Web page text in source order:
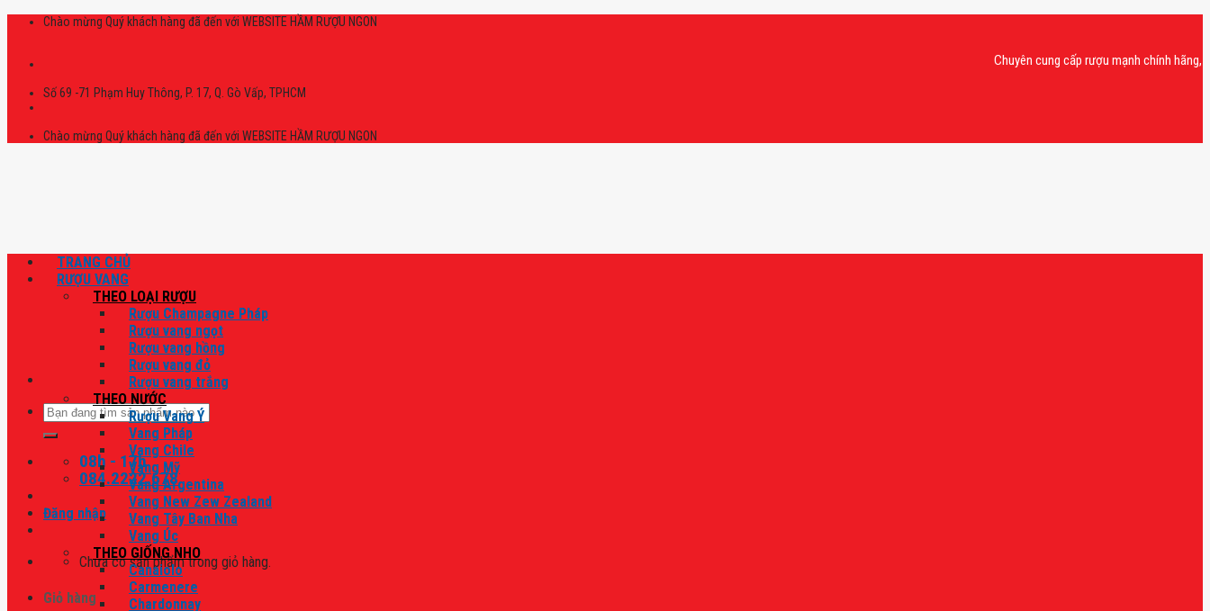
Skip
Chào mừng Quý khách hàng đã đến với WEBSITE HẦM RƯỢU NGON
Chuyên cung cấp rượu mạnh chính hãng, rượu
Số 69 -71 Phạm Huy Thông, P. 17, Q. Gò Vấp, TPHCM
Chào mừng Quý khách hàng đã đến với WEBSITE HẦM RƯỢU NGON
Tìm
kiếm:
08h - 17h
084.2222.678
Đăng nhập
Chưa có sản phẩm trong giỏ hàng.
Giỏ hàng
TRANG CHỦ
RƯỢU VANG
THEO LOẠI RƯỢU
Rượu Champagne Pháp
Rượu vang ngọt
Rượu vang hồng
Rượu vang đỏ
Rượu vang trắng
THEO NƯỚC
Rượu Vang Ý
Vang Pháp
Vang Chile
Vang Mỹ
Vang Argentina
Vang New Zew Zealand
Vang Tây Ban Nha
Vang Úc
THEO GIỐNG NHO
Canaiolo
Carmenere
Chardonnay